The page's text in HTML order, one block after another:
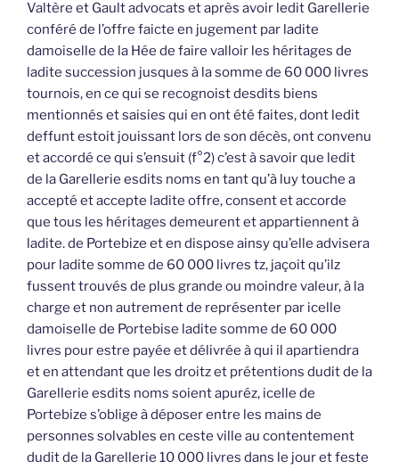
Valtère et Gault advocats et après avoir ledit Garellerie
conféré de l’offre faicte en jugement par ladite
damoiselle de la Hée de faire valloir les héritages de
ladite succession jusques à la somme de 60 000 livres
tournois, en ce qui se recognoist desdits biens
mentionnés et saisies qui en ont été faites, dont ledit
deffunt estoit jouissant lors de son décès, ont convenu
et accordé ce qui s’ensuit (f°2) c’est à savoir que ledit
de la Garellerie esdits noms en tant qu’à luy touche a
accepté et accepte ladite offre, consent et accorde
que tous les héritages demeurent et appartiennent à
ladite. de Portebize et en dispose ainsy qu’elle advisera
pour ladite somme de 60 000 livres tz, jaçoit qu’ilz
fussent trouvés de plus grande ou moindre valeur, à la
charge et non autrement de représenter par icelle
damoiselle de Portebise ladite somme de 60 000
livres pour estre payée et délivrée à qui il apartiendra
et en attendant que les droitz et prétentions dudit de la
Garellerie esdits noms soient apuréz, icelle de
Portebize s’oblige à déposer entre les mains de
personnes solvables en ceste ville au contentement
dudit de la Garellerie 10 000 livres dans le jour et feste